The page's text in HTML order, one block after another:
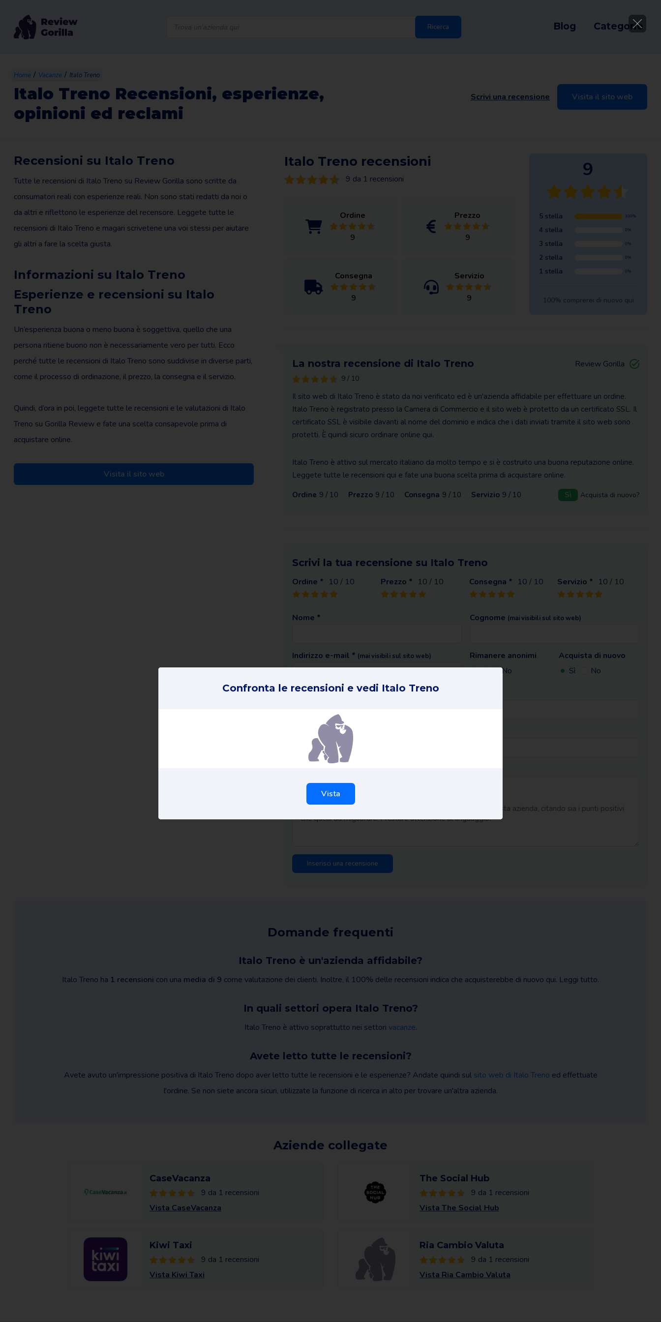
Ricerca Blog Categorie
Home / Vacanze / Italo Treno
Italo Treno Recensioni, esperienze,
opinioni ed reclami
Visita il sito web
Scrivi una recensione
Recensioni su Italo Treno
Tutte le recensioni di Italo Treno su Review Gorilla sono scritte da
consumatori reali con esperienze reali. Non sono stati redatti da noi o
da altri e riflettono le esperienze del recensore. Leggete tutte le
recensioni di Italo Treno e magari scrivetene una voi stessi per aiutare
gli altri a fare la scelta giusta.
Informazioni su Italo Treno
Esperienze e recensioni su Italo
Treno
Un’esperienza buona o meno buona è soggettiva, quello che una
persona ritiene buono non è necessariamente vero per tutti. Ecco
perché tutte le recensioni di Italo Treno sono suddivise in diverse parti,
come il processo di ordinazione, il prezzo, la consegna e il servizio.
Quindi, d’ora in poi, leggete tutte le recensioni e le valutazioni di Italo
Treno su Gorilla Review e fate una scelta consapevole prima di
acquistare online.
Visita il sito web
Italo Treno recensioni
9 da 1 recensioni
Ordine
9
Prezzo
9
Consegna
9
Servizio
9
9
5 stella 100%
4 stella 0%
3 stella 0%
2 stella 0%
1 stella 0%
100% comprerei di nuovo qui
La nostra recensione di Italo Treno
9 / 10
Review Gorilla
Il sito web di Italo Treno è stato da noi verificato ed è un'azienda affidabile per effettuare un ordine.
Italo Treno è registrato presso la Camera di Commercio e il sito web è protetto da un certificato SSL. Il
certificato SSL è visibile davanti al nome del dominio e indica che i dati inviati tramite il sito web sono
protetti. È quindi sicuro ordinare online qui.
Italo Treno è attivo sul mercato italiano da molto tempo e si è costruito una buona reputazione online.
Leggete tutte le recensioni qui e fate una buona scelta prima di acquistare online.
Ordine 9 / 10 Prezzo 9 / 10 Consegna 9 / 10 Servizio 9 / 10 Sì Acquista di nuovo?
Scrivi la tua recensione su Italo Treno
Ordine * 10 / 10 Prezzo * 10 / 10 Consegna * 10 / 10 Servizio * 10 / 10
Nome * Cognome (mai visibili sul sito web)
Indirizzo e-mail * (mai visibili sul sito web)
Rimanere anonimi
Sì
No
Acquista di nuovo
Sì
No
La tua recensione in 1 frase *
ID dell'ordine *
Domande frequenti
Italo Treno è un'azienda affidabile?
Italo Treno ha 1 recensioni con una media di 9 come valutazione dei clienti. Inoltre, il 100% delle recensioni indica che acquisterebbe di nuovo qui. Leggi tutto.
In quali settori opera Italo Treno?
Italo Treno è attivo soprattutto nei settori vacanze.
Avete letto tutte le recensioni?
Avete avuto un'impressione positiva di Italo Treno dopo aver letto tutte le recensioni e le esperienze? Andate quindi sul sito web di Italo Treno ed effettuate
l'ordine. Se non siete ancora sicuri, utilizzate la funzione di ricerca in alto per trovare un'altra azienda.
Aziende collegate
CaseVacanza
9 da 1 recensioni
Vista CaseVacanza
The Social Hub
9 da 1 recensioni
Vista The Social Hub
Kiwi Taxi
9 da 1 recensioni
Vista Kiwi Taxi
Ria Cambio Valuta
9 da 1 recensioni
Vista Ria Cambio Valuta
Confronta le recensioni e vedi Italo Treno
Vista